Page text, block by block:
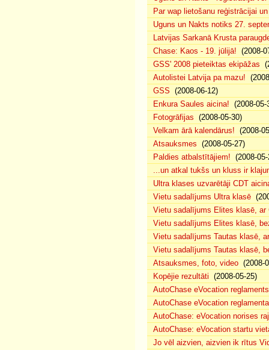
Par wap lietošanu reģistrācijai
Uguns un Nakts notiks 27.
Latvijas Sarkanā Krusta
Chase: Kaos - 19. jūlijā! (2008-
GSS' 2008 pieteiktas ekipāžas
Autolistei Latvija pa mazu!
GSS (2008-06-12)
Enkura Saules aicina! (2008-05-
Fotogrāfijas (2008-05-30)
Velkam ārā kalendārus! (2008-
Atsauksmes (2008-05-27)
Paldies atbalstītājiem! (2008-
...un atkal tukšs un kluss ir
Ultra klases uzvarētāji CDT
Vietu sadalījums Ultra klasē
Vietu sadalījums Elites klasē, ar
Vietu sadalījums Elites klasē,
Vietu sadalījums Tautas klasē,
Vietu sadalījums Tautas klasē,
Atsauksmes, foto, video (2008-
Kopējie rezultāti (2008-05-25)
AutoChase eVocation reglaments
AutoChase eVocation
AutoChase: eVocation norises
AutoChase: eVocation startu
Jo vēl aizvien, aizvien ik rītus